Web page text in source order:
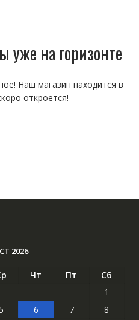
уже на горизонте
Наш магазин находится в
откроется!
2026
Чт Пт
Сб
1
6 7
8